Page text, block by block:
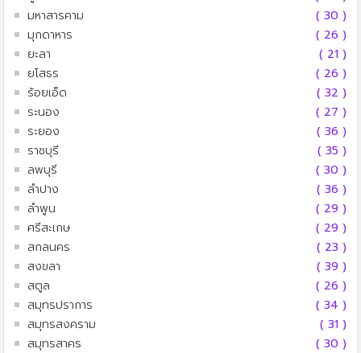
มหาสารคาม
( 30 )
มุกดาหาร
( 26 )
ยะลา
( 21 )
ยโสธร
( 26 )
ร้อยเอ็ด
( 32 )
ระนอง
( 27 )
ระยอง
( 36 )
ราชบุรี
( 35 )
ลพบุรี
( 30 )
ลำปาง
( 36 )
ลำพูน
( 29 )
ศรีสะเกษ
( 29 )
สกลนคร
( 23 )
สงขลา
( 39 )
สตูล
( 26 )
สมุทรปราการ
( 34 )
สมุทรสงคราม
( 31 )
สมุทรสาคร
( 30 )